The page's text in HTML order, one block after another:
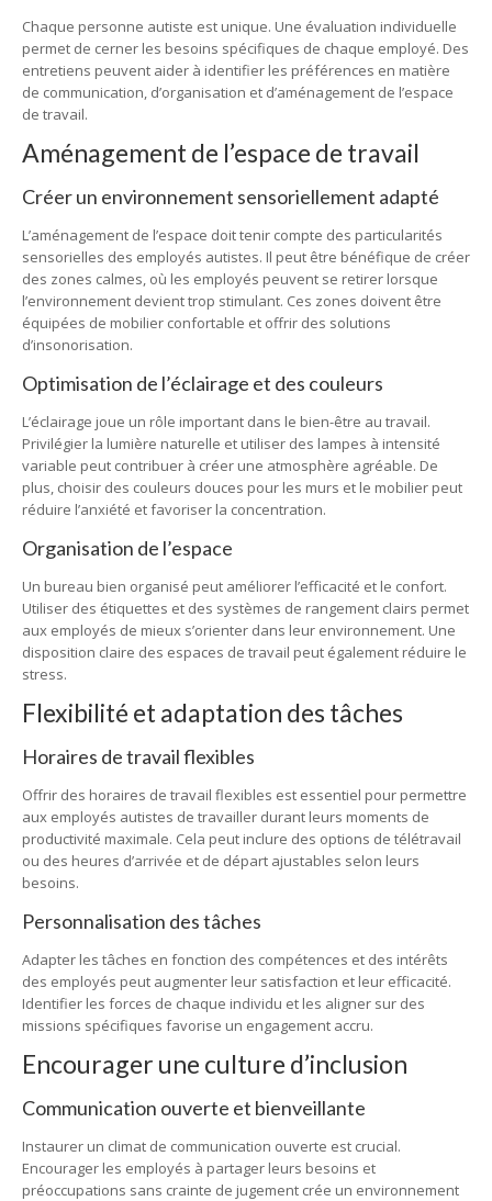
Chaque personne autiste est unique. Une évaluation individuelle
permet de cerner les besoins spécifiques de chaque employé. Des
entretiens peuvent aider à identifier les préférences en matière
de communication, d’organisation et d’aménagement de l’espace
de travail.
Aménagement de l’espace de travail
Créer un environnement sensoriellement adapté
L’aménagement de l’espace doit tenir compte des particularités
sensorielles des employés autistes. Il peut être bénéfique de créer
des zones calmes, où les employés peuvent se retirer lorsque
l’environnement devient trop stimulant. Ces zones doivent être
équipées de mobilier confortable et offrir des solutions
d’insonorisation.
Optimisation de l’éclairage et des couleurs
L’éclairage joue un rôle important dans le bien-être au travail.
Privilégier la lumière naturelle et utiliser des lampes à intensité
variable peut contribuer à créer une atmosphère agréable. De
plus, choisir des couleurs douces pour les murs et le mobilier peut
réduire l’anxiété et favoriser la concentration.
Organisation de l’espace
Un bureau bien organisé peut améliorer l’efficacité et le confort.
Utiliser des étiquettes et des systèmes de rangement clairs permet
aux employés de mieux s’orienter dans leur environnement. Une
disposition claire des espaces de travail peut également réduire le
stress.
Flexibilité et adaptation des tâches
Horaires de travail flexibles
Offrir des horaires de travail flexibles est essentiel pour permettre
aux employés autistes de travailler durant leurs moments de
productivité maximale. Cela peut inclure des options de télétravail
ou des heures d’arrivée et de départ ajustables selon leurs
besoins.
Personnalisation des tâches
Adapter les tâches en fonction des compétences et des intérêts
des employés peut augmenter leur satisfaction et leur efficacité.
Identifier les forces de chaque individu et les aligner sur des
missions spécifiques favorise un engagement accru.
Encourager une culture d’inclusion
Communication ouverte et bienveillante
Instaurer un climat de communication ouverte est crucial.
Encourager les employés à partager leurs besoins et
préoccupations sans crainte de jugement crée un environnement